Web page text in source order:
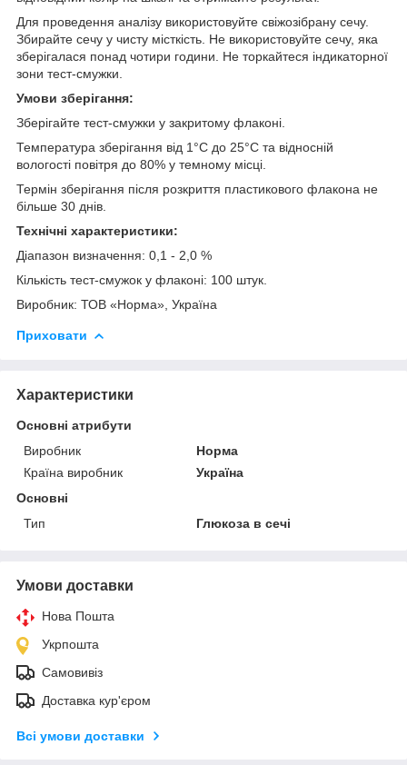
Для проведення аналізу використовуйте свіжозібрану сечу.
Збирайте сечу у чисту місткість. Не використовуйте сечу, яка
зберігалася понад чотири години. Не торкайтеся індикаторної
зони тест-смужки.
Умови зберігання:
Зберігайте тест-смужки у закритому флаконі.
Температура зберігання від 1°C до 25°C та відносній
вологості повітря до 80% у темному місці.
Термін зберігання після розкриття пластикового флакона не
більше 30 днів.
Технічні характеристики:
Діапазон визначення: 0,1 - 2,0 %
Кількість тест-смужок у флаконі: 100 штук.
Виробник: ТОВ «Норма», Україна
Приховати
Характеристики
Основні атрибути
Виробник
Норма
Країна виробник
Україна
Основні
Тип
Глюкоза в сечі
Умови доставки
Нова Пошта
Укрпошта
Самовивіз
Доставка кур'єром
Всі умови доставки